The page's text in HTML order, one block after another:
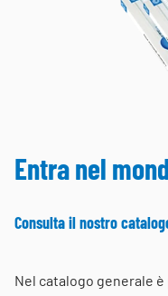
Entra nel
Consulta il nostro
Nel catalogo generale